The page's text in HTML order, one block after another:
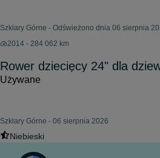
Szklary Górne - Odświeżono dnia 06 sierpnia
2014 - 284 062 km
Rower dziecięcy 24" dla
Używane
Szklary Górne - 06 sierpnia 2026
Niebieski